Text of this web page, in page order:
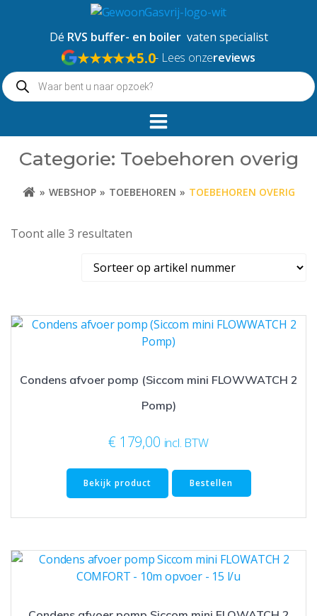
Naar
inhoud
springen
Dé RVS buffer- en boiler vaten specialist
★★★★★5.0- Lees onzereviews
Producten
zoeken
Categorie: Toebehoren overig
WEBSHOP TOEBEHOREN TOEBEHOREN OVERIG
Toont alle 3 resultaten
Condens afvoer pomp (Siccom mini FLOWWATCH 2
Pomp)
€ 179,00 incl. BTW
Bekijk product Bestellen